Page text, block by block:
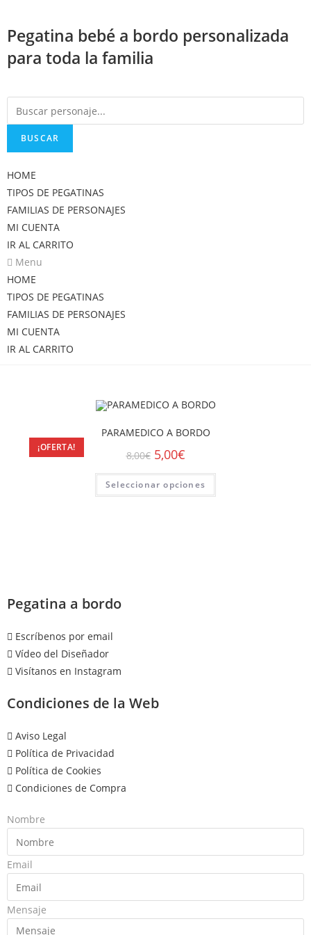
contenido
Pegatina bebé a bordo personalizada
para toda la familia
BUSCAR
HOME
TIPOS DE PEGATINAS
FAMILIAS DE PERSONAJES
MI CUENTA
IR AL CARRITO
Menu
HOME
TIPOS DE PEGATINAS
FAMILIAS DE PERSONAJES
MI CUENTA
IR AL CARRITO
¡OFERTA!
PARAMEDICO A BORDO
8,00€ 5,00€
Seleccionar opciones
Pegatina a bordo
Escríbenos por email
Vídeo del Diseñador
Visítanos en Instagram
Condiciones de la Web
Aviso Legal
Política de Privacidad
Política de Cookies
Condiciones de Compra
Nombre
Email
Mensaje